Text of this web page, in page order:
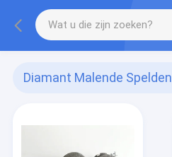
Diamant Malende Spelden